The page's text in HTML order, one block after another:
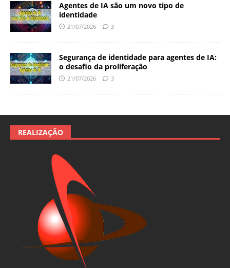
Agentes de IA são um novo tipo de
identidade
21/07/2026 3
Segurança de identidade para agentes de IA:
o desafio da proliferação
21/07/2026 3
REALIZAÇÃO